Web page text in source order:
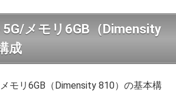
5G/メモリ6GB（Dimensity
成
モリ6GB（Dimensity 810）の基本構